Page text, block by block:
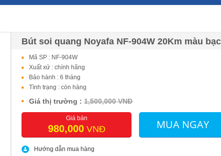
Bút soi quang Noyafa NF-904W 20Km màu bạc
Mã SP : NF-904W
Xuất xứ : chính hãng
Bảo hành : 6 tháng
Tình trạng : còn hàng
Giá thị trường : 1,500,000 VNĐ
Giá bán
980,000VNĐ MUA NGAY
Hướng dẫn mua hàng